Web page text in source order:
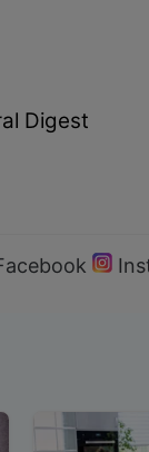
Digest